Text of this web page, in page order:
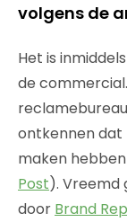
volgens de
Het is
de
ontkennen dat
maken hebben
Post). Vreemd
door Brand